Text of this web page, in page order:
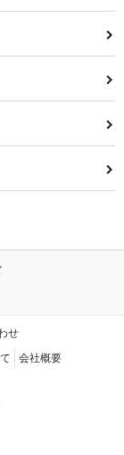
せ
会社概要